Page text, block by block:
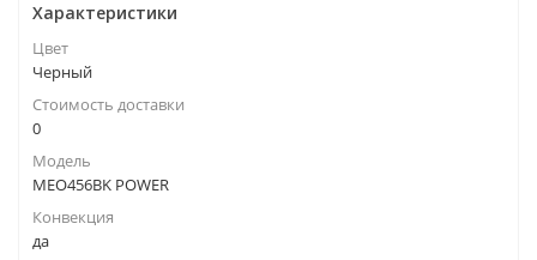
Характеристики
Цвет
Черный
Стоимость доставки
0
Модель
MEO456BK POWER
Конвекция
да